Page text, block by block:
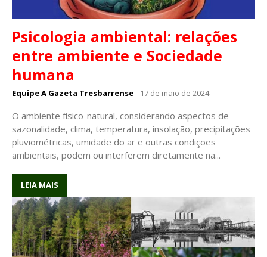
Psicologia ambiental: relações
entre ambiente e Sociedade
humana
Equipe A Gazeta Tresbarrense - 17 de maio de 2024
O ambiente físico-natural, considerando aspectos de
sazonalidade, clima, temperatura, insolação, precipitações
pluviométricas, umidade do ar e outras condições
ambientais, podem ou interferem diretamente na...
LEIA MAIS